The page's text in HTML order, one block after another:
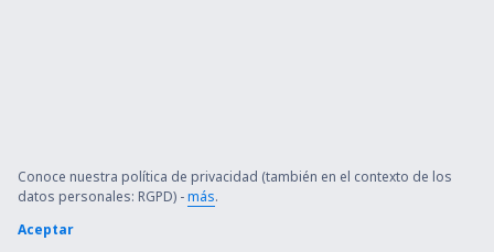
Conoce nuestra política de privacidad (también en el contexto de los
datos personales: RGPD) -más.
Aceptar